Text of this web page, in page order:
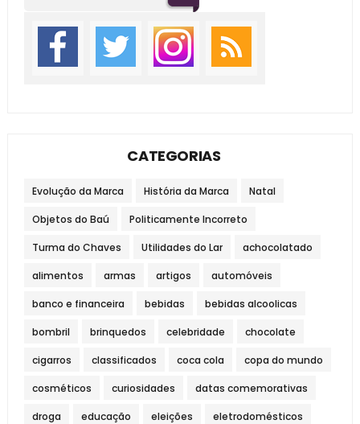
CATEGORIAS
Evolução da Marca História da Marca Natal
Objetos do Baú Politicamente Incorreto
Turma do Chaves Utilidades do Lar achocolatado
alimentos armas artigos automóveis
banco e financeira bebidas bebidas alcoolicas
bombril brinquedos celebridade chocolate
cigarros classificados coca cola copa do mundo
cosméticos curiosidades datas comemorativas
droga educação eleições eletrodomésticos